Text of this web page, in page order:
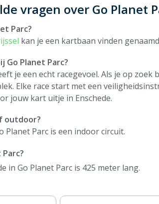
vragen over Go Planet
Parc?
kan je een kartbaan vinden genaamd
Go Planet Parc?
je een echt racegevoel. Als je op zoek
Elke race start met een
jouw kart uitje in Enschede.
outdoor?
Planet Parc is een indoor circuit.
in Go Planet Parc is 425 meter lang.